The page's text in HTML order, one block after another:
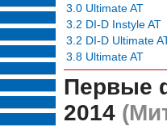
3.0 Ultimate AT
3.2 DI-D Instyle AT
3.2 DI-D Ultimate
3.8 Ultimate AT
Первые
2014